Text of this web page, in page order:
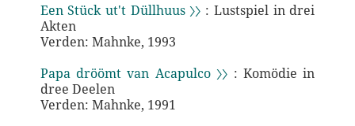
Een Stück ut't Düllhuus 〉〉 : Lustspiel in drei
Akten
Verden: Mahnke, 1993
Papa dröömt van Acapulco 〉〉 : Komödie in
dree Deelen
Verden: Mahnke, 1991